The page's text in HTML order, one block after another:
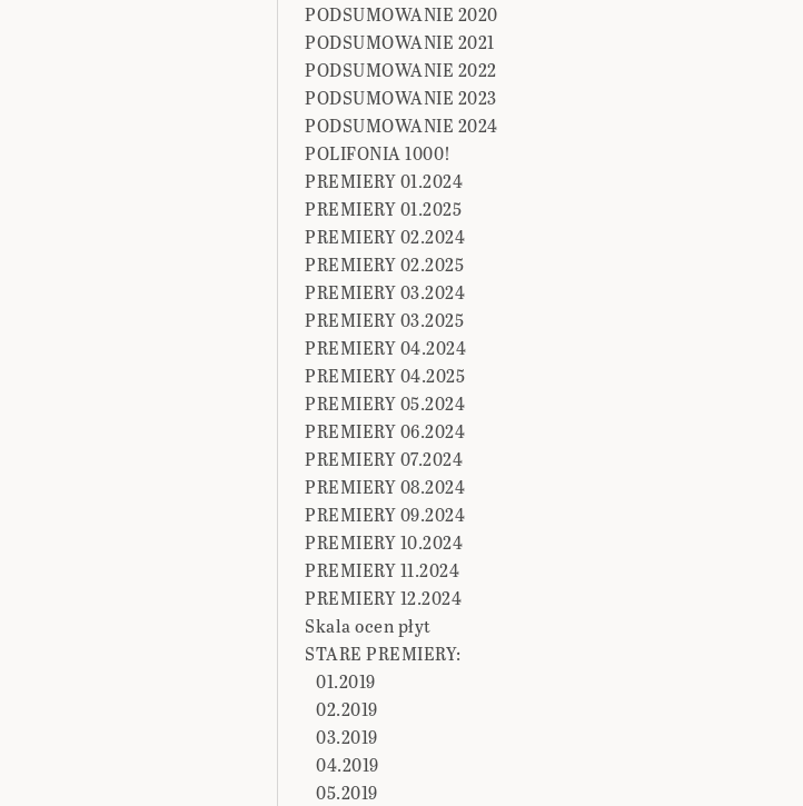
PODSUMOWANIE 2020
PODSUMOWANIE 2021
PODSUMOWANIE 2022
PODSUMOWANIE 2023
PODSUMOWANIE 2024
POLIFONIA 1000!
PREMIERY 01.2024
PREMIERY 01.2025
PREMIERY 02.2024
PREMIERY 02.2025
PREMIERY 03.2024
PREMIERY 03.2025
PREMIERY 04.2024
PREMIERY 04.2025
PREMIERY 05.2024
PREMIERY 06.2024
PREMIERY 07.2024
PREMIERY 08.2024
PREMIERY 09.2024
PREMIERY 10.2024
PREMIERY 11.2024
PREMIERY 12.2024
Skala ocen płyt
STARE PREMIERY:
01.2019
02.2019
03.2019
04.2019
05.2019